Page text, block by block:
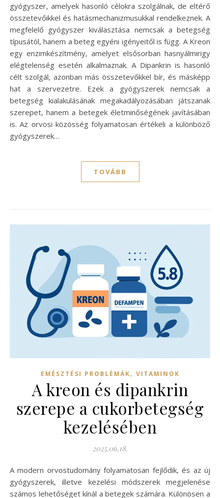
gyógyszer, amelyek hasonló célokra szolgálnak, de eltérő
összetevőikkel és hatásmechanizmusukkal rendelkeznek. A
megfelelő gyógyszer kiválasztása nemcsak a betegség
típusától, hanem a beteg egyéni igényeitől is függ. A Kreon
egy enzimkészítmény, amelyet elsősorban hasnyálmirigy
elégtelenség esetén alkalmaznak. A Dipankrin is hasonló
célt szolgál, azonban más összetevőkkel bír, és másképp
hat a szervezetre. Ezek a gyógyszerek nemcsak a
betegség kialakulásának megakadályozásában játszanak
szerepet, hanem a betegek életminőségének javításában
is. Az orvosi közösség folyamatosan értékeli a különböző
gyógyszerek…
TOVÁBB
EMÉSZTÉSI PROBLÉMÁK, VITAMINOK
A kreon és dipankrin
szerepe a cukorbetegség
kezelésében
2025.06.18.
A modern orvostudomány folyamatosan fejlődik, és az új
gyógyszerek, illetve kezelési módszerek megjelenése
számos lehetőséget kínál a betegek számára. Különösen a